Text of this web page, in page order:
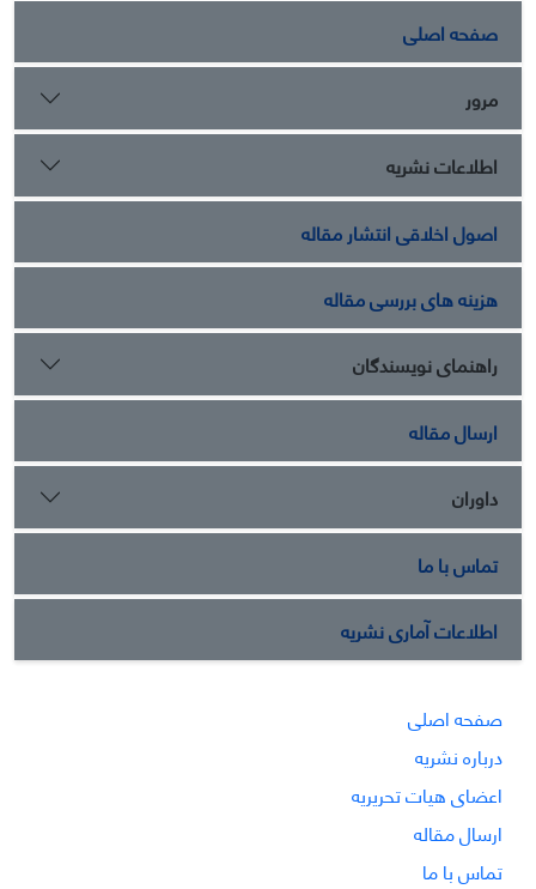
صفحه اصلی
مرور
اطلاعات نشریه
اصول اخلاقی انتشار مقاله
هزینه های بررسی مقاله
راهنمای نویسندگان
ارسال مقاله
داوران
تماس با ما
اطلاعات آماری نشریه
صفحه اصلی
درباره نشریه
اعضای هیات تحریریه
ارسال مقاله
تماس با ما